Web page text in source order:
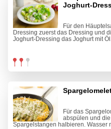
Joghurt-
Für den
Dressing zuerst das Dressing und
Joghurt-Dressing das Joghurt mit
Für das
abspülen und
Spargelstangen halbieren. Wasser